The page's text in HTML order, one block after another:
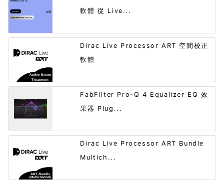
軟體 從 Live...
Dirac Live Processor ART 空間校正
軟體
FabFilter Pro-Q 4 Equalizer EQ 效
果器 Plug...
Dirac Live Processor ART Bundle
Multich...